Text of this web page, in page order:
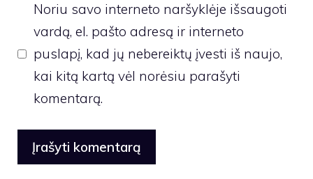
Noriu savo interneto naršyklėje išsaugoti
vardą, el. pašto adresą ir interneto
puslapį, kad jų nebereiktų įvesti iš naujo,
kai kitą kartą vėl norėsiu parašyti
komentarą.